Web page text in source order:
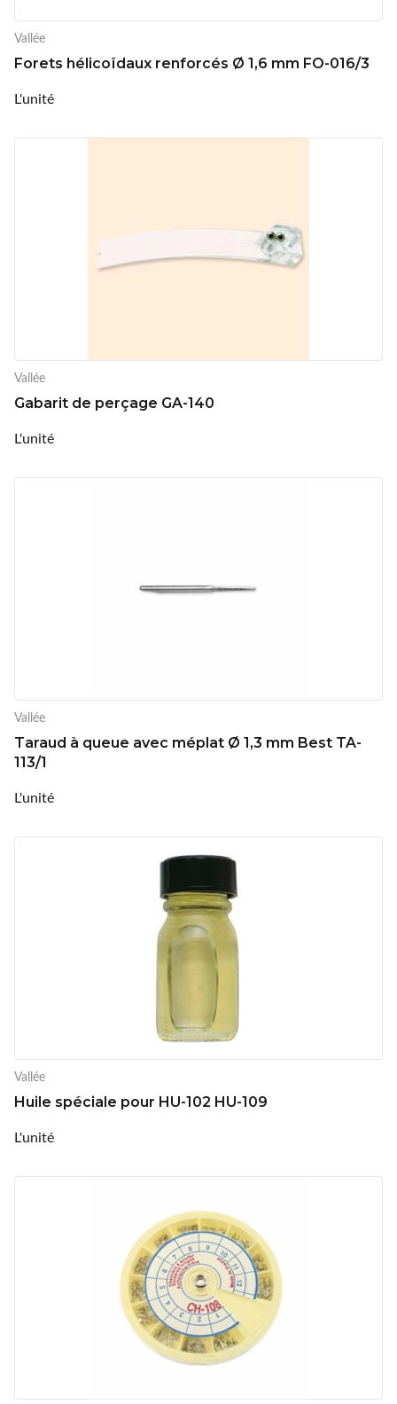
Vallée
Forets hélicoïdaux renforcés Ø 1,6 mm FO-016/3
L'unité
Vallée
Gabarit de perçage GA-140
L'unité
Vallée
Taraud à queue avec méplat Ø 1,3 mm Best TA-
113/1
L'unité
Vallée
Huile spéciale pour HU-102 HU-109
L'unité